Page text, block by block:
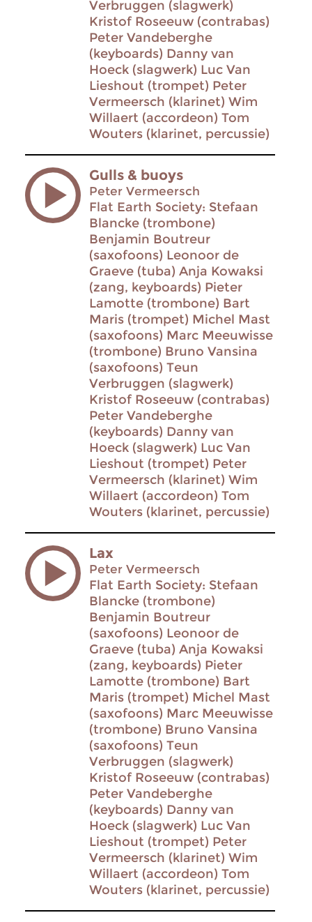
Verbruggen (slagwerk)
Kristof Roseeuw (contrabas)
Peter Vandeberghe
(keyboards) Danny van
Hoeck (slagwerk) Luc Van
Lieshout (trompet) Peter
Vermeersch (klarinet) Wim
Willaert (accordeon) Tom
Wouters (klarinet, percussie)
Gulls & buoys
Peter Vermeersch
Flat Earth Society: Stefaan
Blancke (trombone)
Benjamin Boutreur
(saxofoons) Leonoor de
Graeve (tuba) Anja Kowaksi
(zang, keyboards) Pieter
Lamotte (trombone) Bart
Maris (trompet) Michel Mast
(saxofoons) Marc Meeuwisse
(trombone) Bruno Vansina
(saxofoons) Teun
Verbruggen (slagwerk)
Kristof Roseeuw (contrabas)
Peter Vandeberghe
(keyboards) Danny van
Hoeck (slagwerk) Luc Van
Lieshout (trompet) Peter
Vermeersch (klarinet) Wim
Willaert (accordeon) Tom
Wouters (klarinet, percussie)
Lax
Peter Vermeersch
Flat Earth Society: Stefaan
Blancke (trombone)
Benjamin Boutreur
(saxofoons) Leonoor de
Graeve (tuba) Anja Kowaksi
(zang, keyboards) Pieter
Lamotte (trombone) Bart
Maris (trompet) Michel Mast
(saxofoons) Marc Meeuwisse
(trombone) Bruno Vansina
(saxofoons) Teun
Verbruggen (slagwerk)
Kristof Roseeuw (contrabas)
Peter Vandeberghe
(keyboards) Danny van
Hoeck (slagwerk) Luc Van
Lieshout (trompet) Peter
Vermeersch (klarinet) Wim
Willaert (accordeon) Tom
Wouters (klarinet, percussie)